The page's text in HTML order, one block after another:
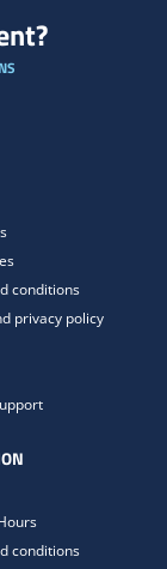
conditions
privacy policy
conditions